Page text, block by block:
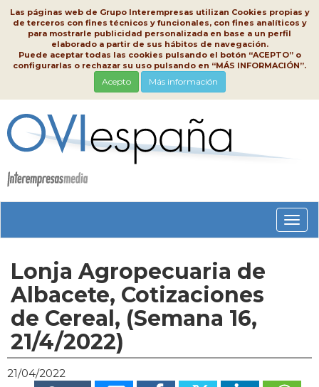
Las páginas web de Grupo Interempresas utilizan Cookies propias y
de terceros con fines técnicos y funcionales, con fines analíticos y
para mostrarle publicidad personalizada en base a un perfil
elaborado a partir de sus hábitos de navegación.
Puede aceptar todas las cookies pulsando el botón “ACEPTO” o
configurarlas o rechazar su uso pulsando en “MÁS INFORMACIÓN”.
Acepto Más información
Lonja Agropecuaria de
Albacete, Cotizaciones
de Cereal, (Semana 16,
21/4/2022)
21/04/2022